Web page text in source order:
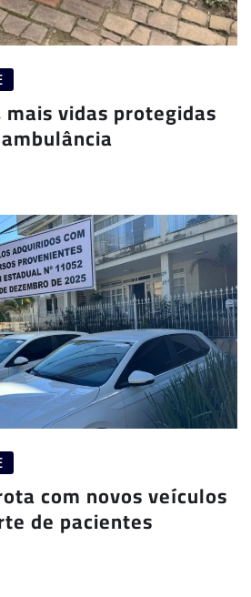
vidas protegidas
com novos veículos
de pacientes